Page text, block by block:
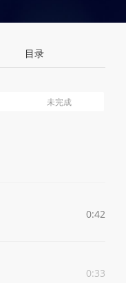
目录
未完成
0:42
0:33